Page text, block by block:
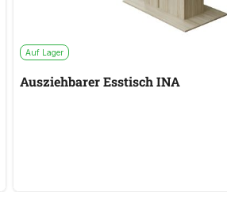
Auf Lager
Ausziehbarer Esstisch INA